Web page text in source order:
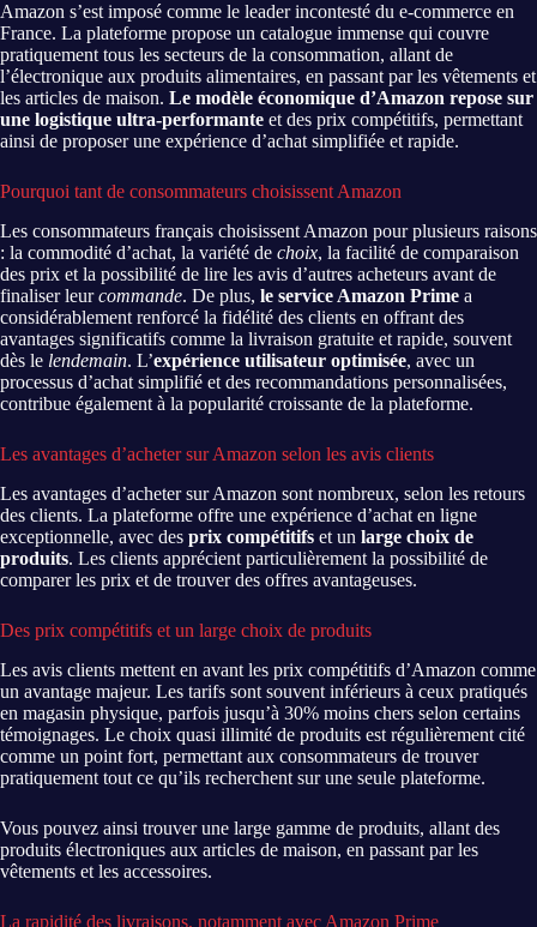
Amazon s’est imposé comme le leader incontesté du e-commerce en
France. La plateforme propose un catalogue immense qui couvre
pratiquement tous les secteurs de la consommation, allant de
l’électronique aux produits alimentaires, en passant par les vêtements et
les articles de maison. Le modèle économique d’Amazon repose sur
une logistique ultra-performante et des prix compétitifs, permettant
ainsi de proposer une expérience d’achat simplifiée et rapide.
Pourquoi tant de consommateurs choisissent Amazon
Les consommateurs français choisissent Amazon pour plusieurs raisons
: la commodité d’achat, la variété de choix, la facilité de comparaison
des prix et la possibilité de lire les avis d’autres acheteurs avant de
finaliser leurcommande. De plus, le service Amazon Prime a
considérablement renforcé la fidélité des clients en offrant des
avantages significatifs comme la livraison gratuite et rapide, souvent
dès le lendemain. L’expérience utilisateur optimisée, avec un
processus d’achat simplifié et des recommandations personnalisées,
contribue également à la popularité croissante de la plateforme.
Les avantages d’acheter sur Amazon selon les avis clients
Les avantages d’acheter sur Amazon sont nombreux, selon les retours
des clients. La plateforme offre une expérience d’achat en ligne
exceptionnelle, avec des prix compétitifs et un large choix de
produits. Les clients apprécient particulièrement la possibilité de
comparer les prix et de trouver des offres avantageuses.
Des prix compétitifs et un large choix de produits
Les avis clients mettent en avant les prix compétitifs d’Amazon comme
un avantage majeur. Les tarifs sont souvent inférieurs à ceux pratiqués
en magasin physique, parfois jusqu’à 30% moins chers selon certains
témoignages. Le choix quasi illimité de produits est régulièrement cité
comme un point fort, permettant aux consommateurs de trouver
pratiquement tout ce qu’ils recherchent sur une seule plateforme.
Vous pouvez ainsi trouver une large gamme de produits, allant des
produits électroniques aux articles de maison, en passant par les
vêtements et les accessoires.
La rapidité des livraisons, notamment avec Amazon Prime